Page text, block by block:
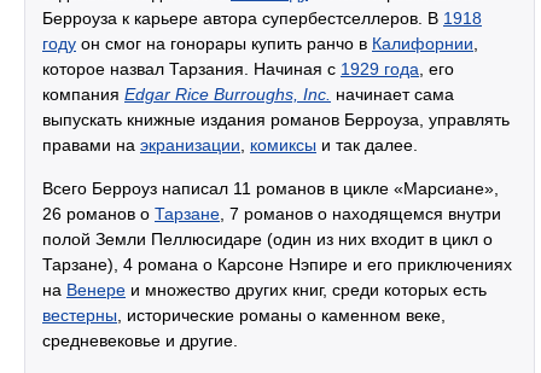
Берроуза к карьере автора супербестселлеров. В 1918
году он смог на гонорары купить ранчо в Калифорнии
которое назвал Тарзания. Начиная с 1929 года , его
компания Edgar Rice Burroughs, Inc. начинает сама
выпускать книжные издания романов Берроуза, управлять
правами на экранизации комиксы и так далее.
Всего Берроуз написал 11 романов в цикле «Марсиане»,
26 романов о Тарзане , 7 романов о находящемся внутри
полой Земли Пеллюсидаре (один из них входит в цикл о
Тарзане), 4 романа о Карсоне Нэпире и его приключениях
на Венере и множество других книг, среди которых есть
вестерны , исторические романы о каменном веке,
средневековье и другие.